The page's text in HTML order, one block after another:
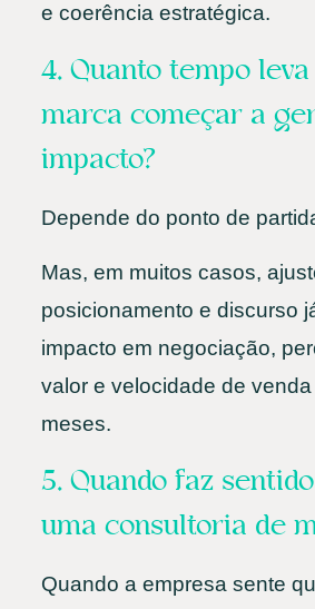
e coerência estratégica.
4. Quanto tempo
marca começar a
impacto?
Depende do ponto de
Mas, em muitos casos,
posicionamento e discurso
impacto em negociação,
valor e velocidade de
meses.
5. Quando faz
uma consultoria de
Quando a empresa sente